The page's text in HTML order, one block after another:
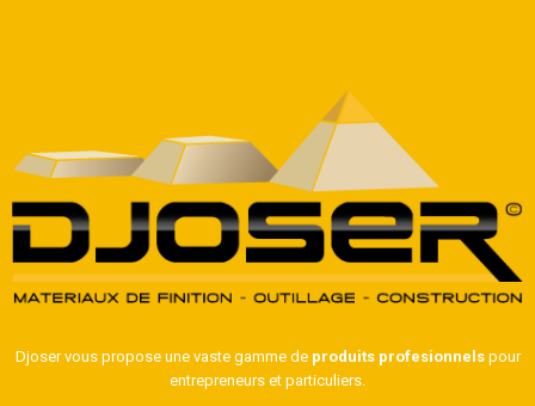
Djoser vous propose une vaste gamme de produits profesionnelspour
entrepreneurs et particuliers.